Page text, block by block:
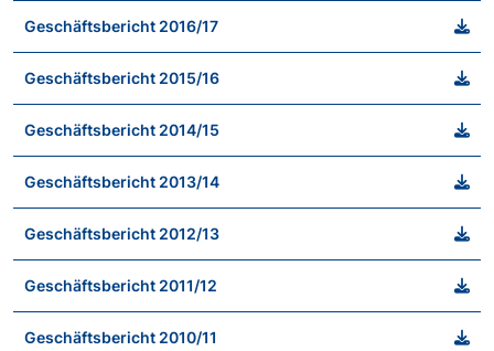
Geschäftsbericht 2016/17
Geschäftsbericht 2015/16
Geschäftsbericht 2014/15
Geschäftsbericht 2013/14
Geschäftsbericht 2012/13
Geschäftsbericht 2011/12
Geschäftsbericht 2010/11